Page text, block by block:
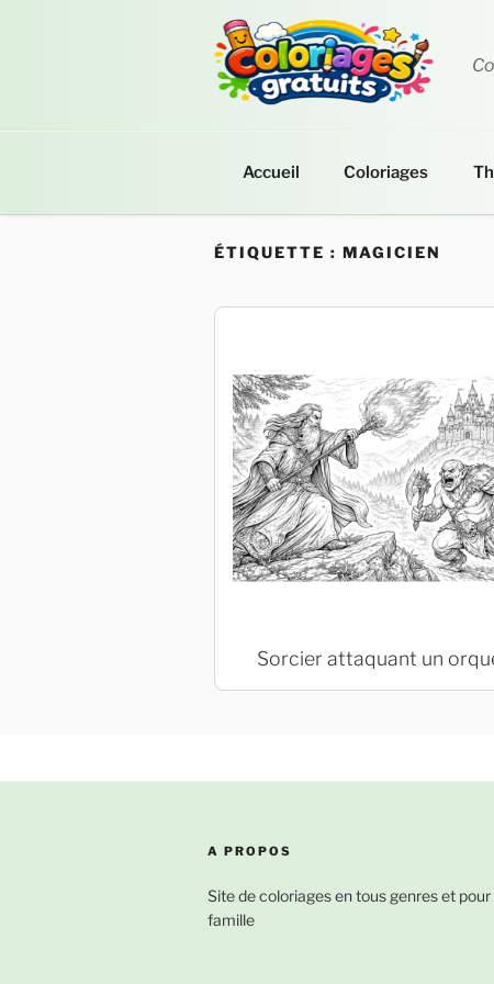
Accueil Coloriages
ÉTIQUETTE : MAGICIEN
Sorcier attaquant un
A PROPOS
Site de coloriages en tous genres et
famille